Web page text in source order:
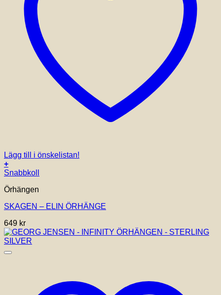
Lägg till i önskelistan!
+
Snabbkoll
Örhängen
SKAGEN – ELIN ÖRHÄNGE
649 kr